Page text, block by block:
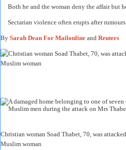
Both he and the woman deny the affair but
Sectarian violence often erupts after
By Sarah Dean For Mailonline and Reuters
Christian woman Soad Thabet, 70, was
Muslim woman